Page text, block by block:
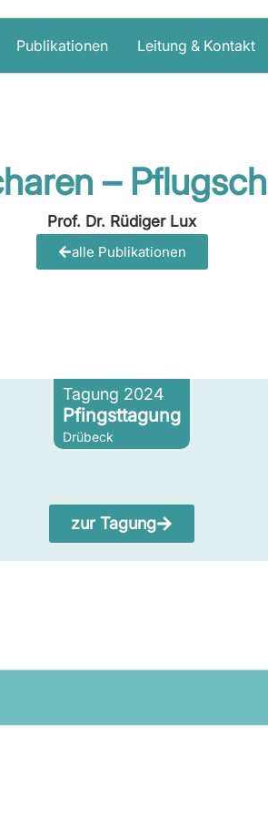
Publikationen Leitung & Kontakt
–
Prof. Dr. Rüdiger Lux
alle Publikationen
Tagung 2024
Pfingsttagung
Drübeck
zur Tagung